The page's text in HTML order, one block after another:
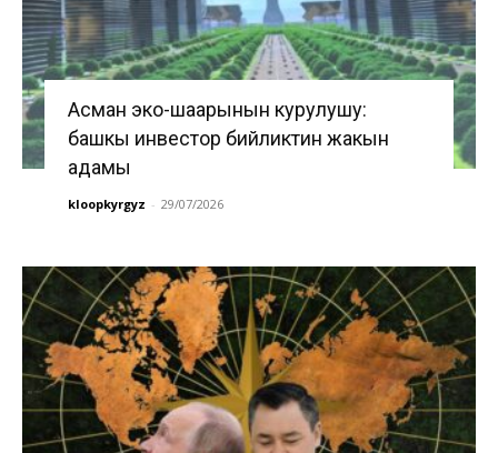
Асман эко-шаарынын курулушу:
башкы инвестор бийликтин жакын
адамы
kloopkyrgyz - 29/07/2026